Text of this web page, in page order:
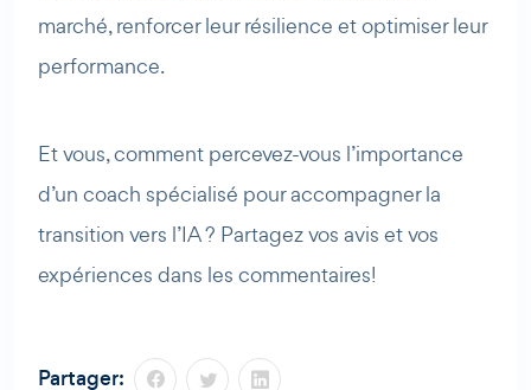
marché, renforcer leur résilience et optimiser leur
performance.
Et vous, comment percevez-vous l’importance
d’un coach spécialisé pour accompagner la
transition vers l’IA ? Partagez vos avis et vos
expériences dans les commentaires!
Partager: